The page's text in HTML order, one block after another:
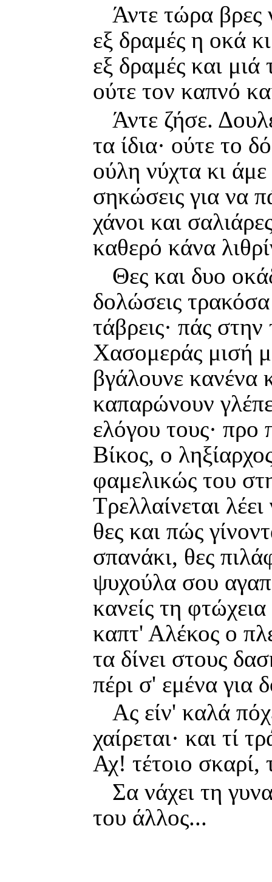
Άντε τώρα βρες
εξ δραμές η οκά
εξ δραμές και μιά
ούτε τον καπνό
Άντε ζήσε.
τα ίδια· ούτε το
ούλη νύχτα κι
σηκώσεις για να
χάνοι και
καθερό κάνα
Θες και δυο
δολώσεις
τάβρεις· πάς
Χασομεράς μισή
βγάλουνε κανένα
καπαρώνουν
ελόγου τους· προ
Βίκος, ο
φαμελικώς του
Τρελλαίνεται
θες και πώς
σπανάκι, θες
ψυχούλα σου
κανείς τη
καπτ' Αλέκος ο
τα δίνει στους
πέρι σ' εμένα για
Ας είν' καλά
χαίρεται· και τί
Αχ! τέτοιο σκαρί,
Σα νάχει τη
του άλλος...